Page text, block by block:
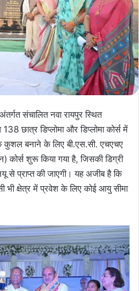
संचालित नवा रायपुर स्थित
छात्र डिप्लोमा और डिप्लोमा कोर्स में
बनाने के लिए बी.एस.सी. एचएचए
कोर्स शुरू किया गया है, जिसकी डिग्री
से प्राप्त की जाएगी। यह अजीब है कि
भी क्षेत्र में प्रवेश के लिए कोई आयु सीमा